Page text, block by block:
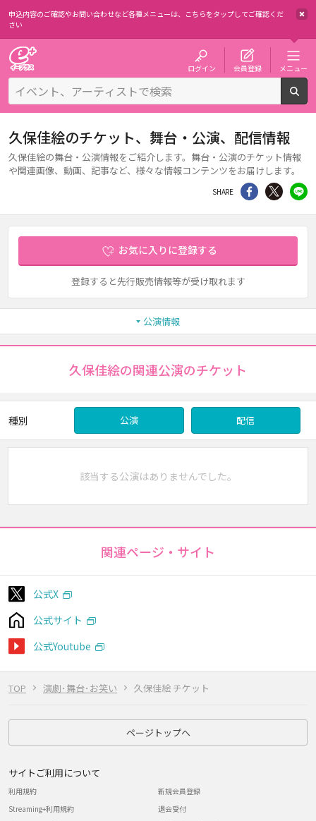
申込内容のご確認やお問い合わせなど各種メニューは、 こちらをタップしてご確認くだ
さい
ログイン 会員登録 メニュー
TOP 演劇･舞台･お笑い 久保佳絵 チケット
久保佳絵のチケット、舞台・公演、配信情報
久保佳絵の舞台・公演情報をご紹介します。舞台・公演のチケット情報
や関連画像、動画、記事など、様々な情報コンテンツをお届けします。
SHARE シェア Twitter
お気に入りに登録する
登録すると先行販売情報等が受け取れます
公演情報
久保佳絵の関連公演のチケット
種別 公演 配信
該当する公演はありませんでした。
関連ページ・サイト
公式X
公式サイト
公式Youtube
ページトップへ
サイトご利用について
利用規約
Streaming+利用規約
新規会員登録
退会受付